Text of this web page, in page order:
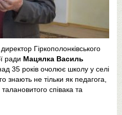
Гіркополонківського
ради Мацялка Василь
35 років очолює школу у селі
знають не тільки як педагога,
співака та